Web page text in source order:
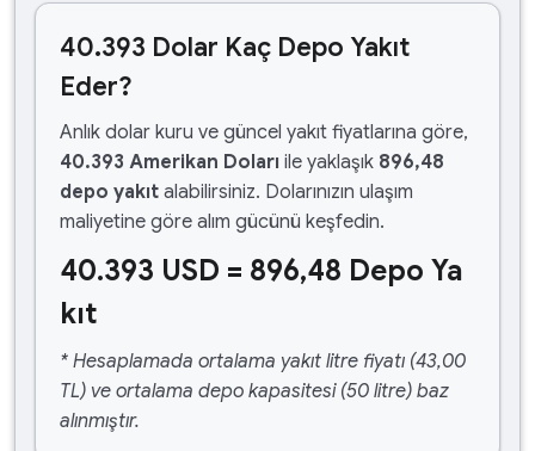
40.393 Dolar Kaç Depo Yakıt
Eder?
Anlık dolar kuru ve güncel yakıt fiyatlarına göre,
40.393 Amerikan Doları ile yaklaşık 896,48
depo yakıt alabilirsiniz. Dolarınızın ulaşım
maliyetine göre alım gücünü keşfedin.
40.393 USD = 896,48 Depo Ya
kıt
* Hesaplamada ortalama yakıt litre fiyatı (43,00
TL) ve ortalama depo kapasitesi (50 litre) baz
alınmıştır.